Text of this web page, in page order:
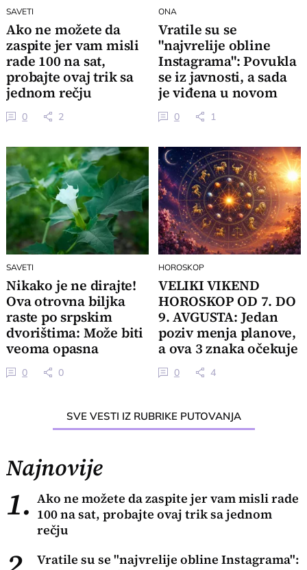
SAVETI
Ako ne možete da
zaspite jer vam misli
rade 100 na sat,
probajte ovaj trik sa
jednom rečju
0 2
ONA
Vratile su se
"najvrelije obline
Instagrama": Povukla
se iz javnosti, a sada
je viđena u novom
izdanju
0 1
SAVETI
Nikako je ne dirajte!
Ova otrovna biljka
raste po srpskim
dvorištima: Može biti
veoma opasna
0 0
HOROSKOP
VELIKI VIKEND
HOROSKOP OD 7. DO
9. AVGUSTA: Jedan
poziv menja planove,
a ova 3 znaka očekuje
veliki preokret
0 4
SVE VESTI IZ RUBRIKE PUTOVANJA
Najnovije
1. Ako ne možete da zaspite jer vam misli rade
100 na sat, probajte ovaj trik sa jednom
rečju
Vratile su se "najvrelije obline Instagrama":